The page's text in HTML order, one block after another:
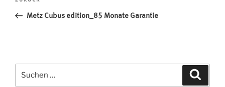
BeitragMetz Cubus edition_85 Monate Garantie
nach: